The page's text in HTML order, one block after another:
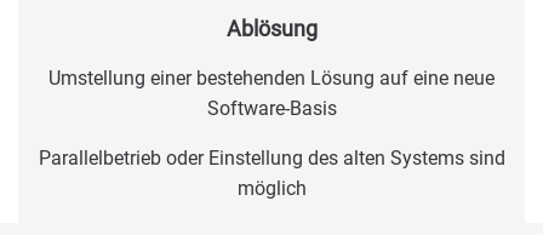
Ablösung
Umstellung einer bestehenden Lösung auf eine neue
Software-Basis
Parallelbetrieb oder Einstellung des alten Systems sind
möglich